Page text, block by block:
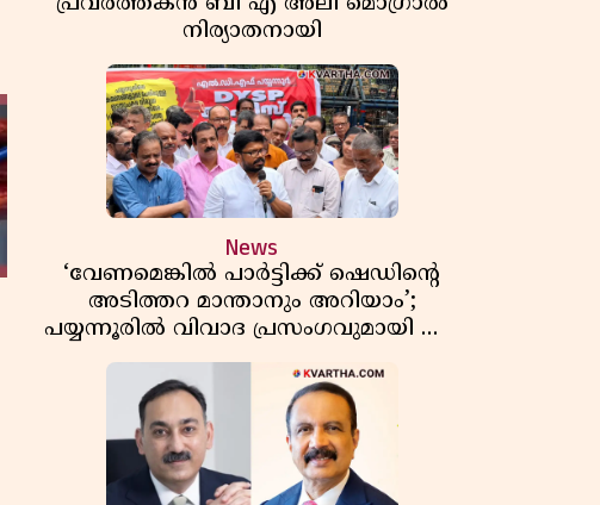
നിര്യാതനായി
News
‘വേണമെങ്കിൽ പാർട്ടിക്ക് ഷെഡിൻ്റെ
അടിത്തറ മാന്താനും അറിയാം’;
പയ്യന്നൂരിൽ വിവാദ പ്രസംഗവുമായി കെ
കെ രാഗേഷ്